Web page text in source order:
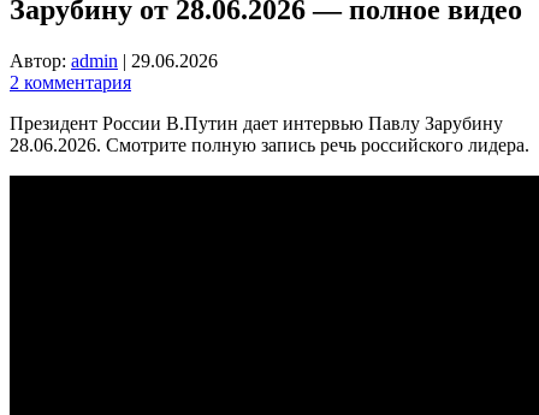
Зарубину от 28.06.2026 — полное видео
Автор: admin | 29.06.2026
2 комментария
Президент России В.Путин дает интервью Павлу Зарубину
28.06.2026. Смотрите полную запись речь российского лидера.